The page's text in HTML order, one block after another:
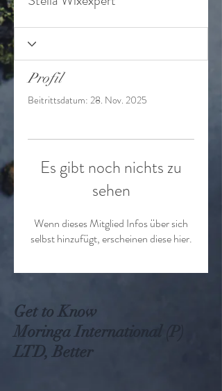
Profil
Beitrittsdatum: 28. Nov. 2025
Es gibt noch nichts zu
sehen
Wenn dieses Mitglied Infos über sich
selbst hinzufügt, erscheinen diese hier.
Get to Know
Moringa International (P)
LTD, Better